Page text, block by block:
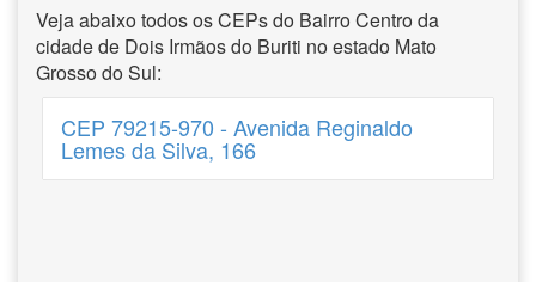
Veja abaixo todos os CEPs do Bairro Centro da
cidade de Dois Irmãos do Buriti no estado Mato
Grosso do Sul:
CEP 79215-970 - Avenida Reginaldo
Lemes da Silva, 166